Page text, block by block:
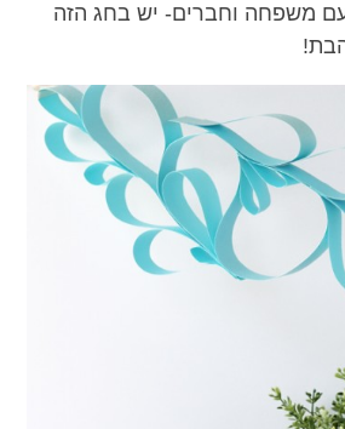
משפחה וחברים- יש בחג הזה